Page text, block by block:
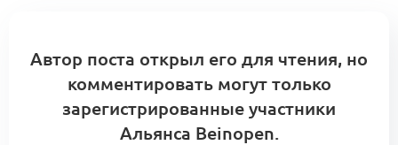
Автор поста открыл его для чтения, но
комментировать могут только
зарегистрированные участники
Альянса Beinopen.